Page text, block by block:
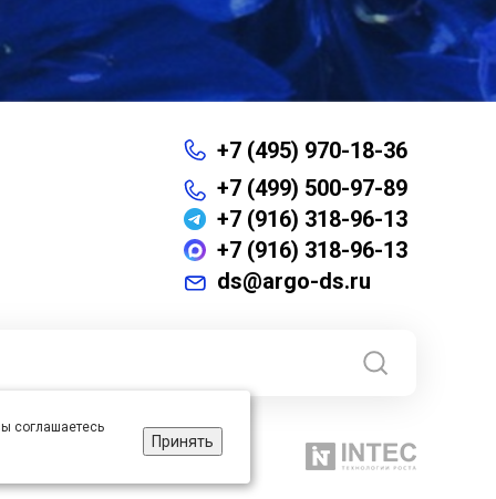
+7 (495) 970-18-36
+7 (499) 500-97-89
+7 (916) 318-96-13
+7 (916) 318-96-13
ds@argo-ds.ru
соглашаетесь
Принять